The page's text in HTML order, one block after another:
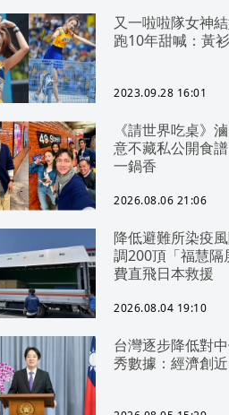
又一啦啦隊女神
跑10年甜喊：黃
2023.09.28 16:01
《請世界吃桌》
意不藏私公開食
一鍋香
2026.08.06 21:06
降低避難所染疫
調200頂「福慧
費直飛日本救援
2026.08.04 19:10
台灣逐步降低對
秀數據：經濟創